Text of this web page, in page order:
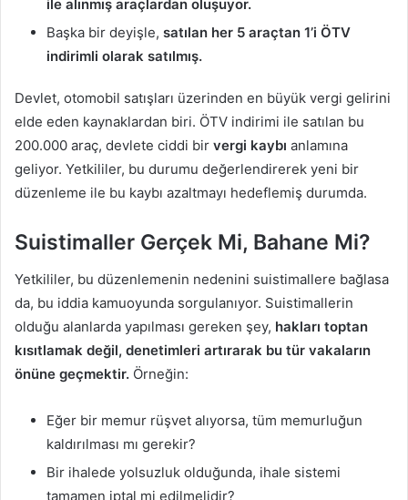
ile alınmış araçlardan oluşuyor.
Başka bir deyişle, satılan her 5 araçtan 1’i ÖTV
indirimli olarak satılmış.
Devlet, otomobil satışları üzerinden en büyük vergi gelirini
elde eden kaynaklardan biri. ÖTV indirimi ile satılan bu
200.000 araç, devlete ciddi bir vergi kaybı anlamına
geliyor. Yetkililer, bu durumu değerlendirerek yeni bir
düzenleme ile bu kaybı azaltmayı hedeflemiş durumda.
Suistimaller Gerçek Mi, Bahane Mi?
Yetkililer, bu düzenlemenin nedenini suistimallere bağlasa
da, bu iddia kamuoyunda sorgulanıyor. Suistimallerin
olduğu alanlarda yapılması gereken şey, hakları toptan
kısıtlamak değil, denetimleri artırarak bu tür vakaların
önüne geçmektir. Örneğin:
Eğer bir memur rüşvet alıyorsa, tüm memurluğun
kaldırılması mı gerekir?
Bir ihalede yolsuzluk olduğunda, ihale sistemi
tamamen iptal mi edilmelidir?